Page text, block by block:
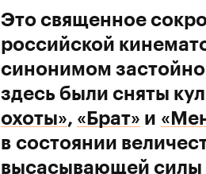
Это священное
российской
синонимом
здесь были сняты
охоты», «Брат» и
в состоянии
высасывающей силы